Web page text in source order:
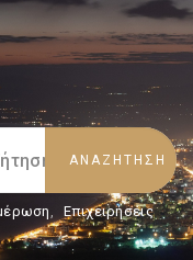
, Επιχειρήσεις